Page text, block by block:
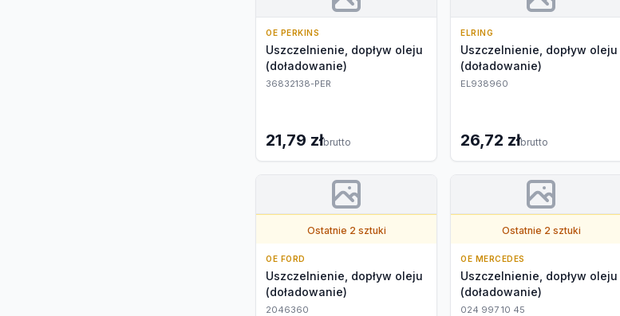
OE PERKINS
Uszczelnienie, dopływ oleju
(doładowanie)
36832138-PER
21,79 złbrutto
ELRING
Uszczelnienie, dopływ oleju
(doładowanie)
EL938960
26,72 złbrutto
Ostatnie 2 sztuki
OE FORD
Uszczelnienie, dopływ oleju
(doładowanie)
2046360
Ostatnie 2 sztuki
OE MERCEDES
Uszczelnienie, dopływ oleju
(doładowanie)
024 997 10 45